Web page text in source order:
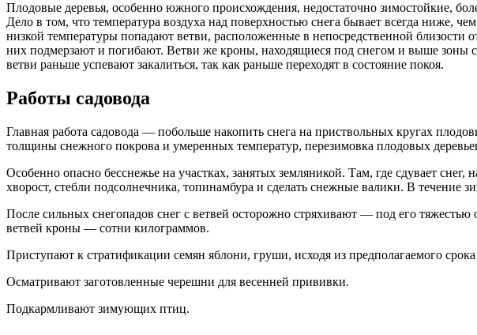
Плодовые деревья, особенно южного происхождения, недостаточно зимостойкие,
Дело в том, что температура воздуха над поверхностью снега бывает всегда ниже,
низкой температуры попадают ветви, расположенные в непосредственной
них подмерзают и погибают. Ветви же кроны, находящиеся под снегом и выше зоны
ветви раньше успевают закалиться, так как раньше переходят в состояние покоя.
Работы садовода
Главная работа садовода — побольше накопить снега на приствольных кругах
толщины снежного покрова и умеренных температур, перезимовка плодовых
Особенно опасно бесснежье на участках, занятых земляникой. Там, где сдувает
хворост, стебли подсолнечника, топинамбура и сделать снежные валики. В течение
После сильных снегопадов снег с ветвей осторожно стряхивают — под его
ветвей кроны — сотни килограммов.
Приступают к стратификации семян яблони, груши, исходя из предполагаемого
Осматривают заготовленные черешни для весенней прививки.
Подкармливают зимующих птиц.